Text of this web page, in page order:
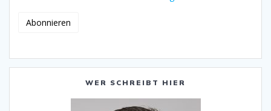
WER SCHREIBT HIER